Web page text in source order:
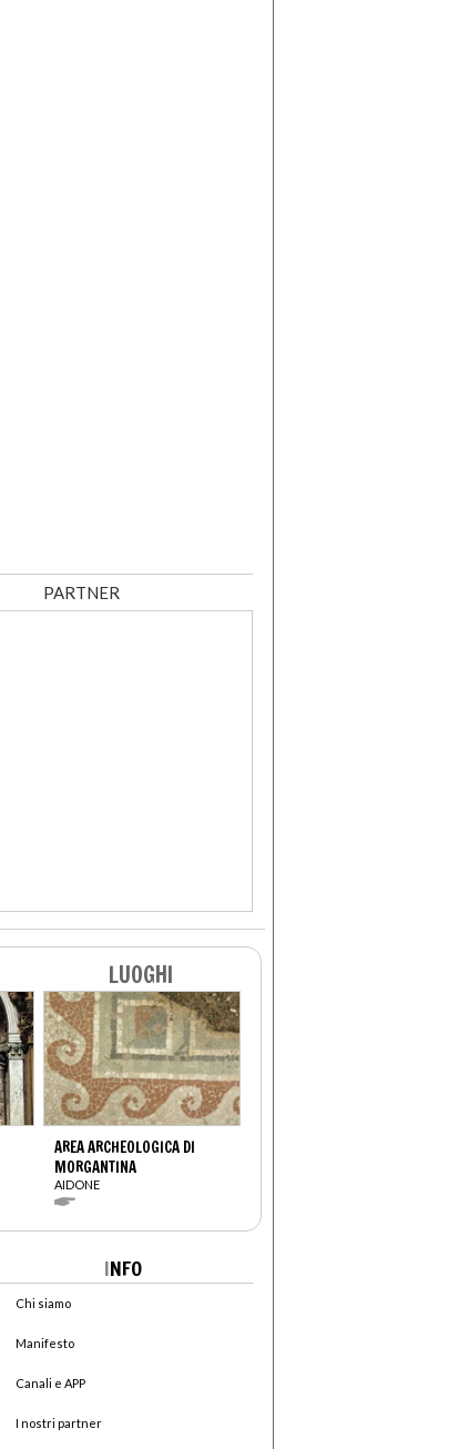
PARTNER
LUOGHI
AREA ARCHEOLOGICA DI
MORGANTINA
AIDONE
INFO
Chi siamo
Manifesto
Canali e APP
I nostri partner